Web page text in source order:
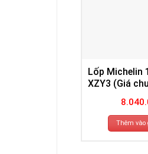
Lốp Michelin
XZY3 (Giá
Thêm vào